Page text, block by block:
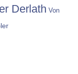
Derlath Von